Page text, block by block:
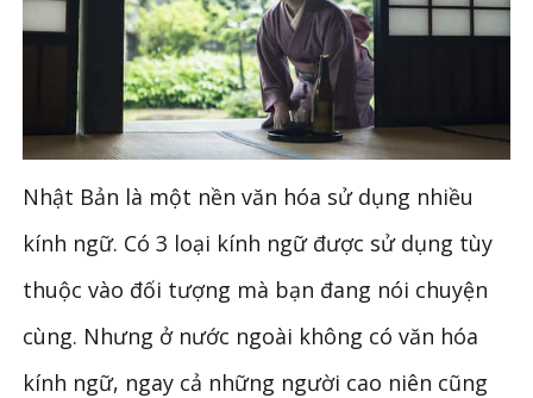
Nhật Bản là một nền văn hóa sử dụng nhiều
kính ngữ. Có 3 loại kính ngữ được sử dụng tùy
thuộc vào đối tượng mà bạn đang nói chuyện
cùng. Nhưng ở nước ngoài không có văn hóa
kính ngữ, ngay cả những người cao niên cũng